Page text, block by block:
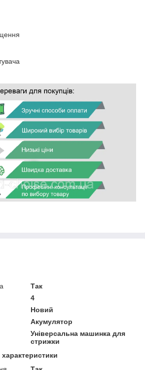
Так
4
Новий
Акумулятор
Універсальна машинка для
стрижки
характеристики